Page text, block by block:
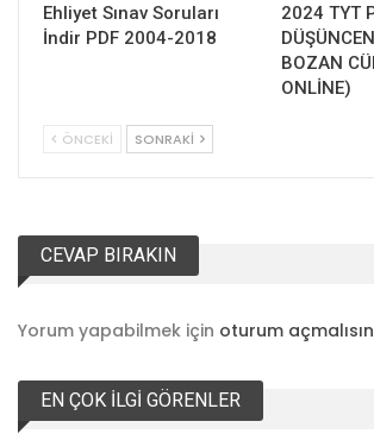
Ehliyet Sınav Soruları
İndir PDF 2004-2018
2024 TYT
BOZAN
ONLİNE)
ÖNCEKI SONRAKI
CEVAP BIRAKIN
Yorum yapabilmek için oturum
EN ÇOK İLGI GÖRENLER